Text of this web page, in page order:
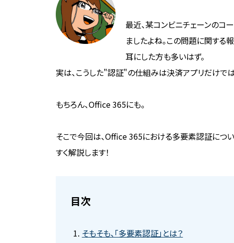
最近、某コンビニチェーンのコ
ましたよね。この問題に関する
耳にした方も多いはず。
実は、こうした"認証"の仕組みは決済アプリだけで
もちろん、Office 365にも。
そこで今回は、Office 365における多要素認証につい
すく解説します！
目次
そもそも、「多要素認証」とは？